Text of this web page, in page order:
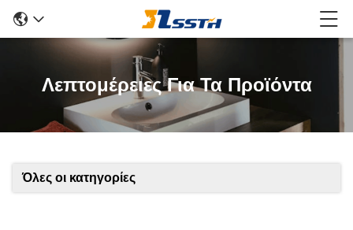
Λεπτομέρειες Για Τα Προϊόντα
Όλες οι κατηγορίες